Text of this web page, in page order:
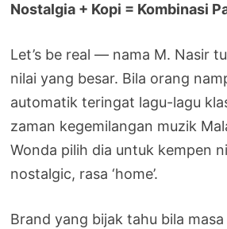
Nostalgia + Kopi = Kombinasi
Let’s be real — nama M. Nasir
nilai yang besar. Bila orang
automatik teringat lagu-lagu
zaman kegemilangan muzik
Wonda pilih dia untuk kempen
nostalgic, rasa ‘home’.
Brand yang bijak tahu bila